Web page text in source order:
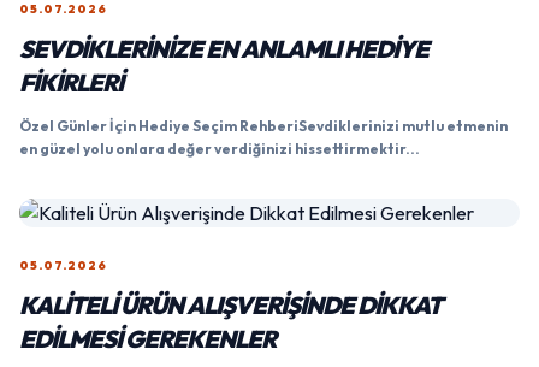
05.07.2026
SEVDIKLERINIZE EN ANLAMLI HEDIYE
FIKIRLERI
Özel Günler İçin Hediye Seçim RehberiSevdiklerinizi mutlu etmenin
en güzel yolu onlara değer verdiğinizi hissettirmektir...
05.07.2026
KALITELI ÜRÜN ALIŞVERIŞINDE DIKKAT
EDILMESI GEREKENLER